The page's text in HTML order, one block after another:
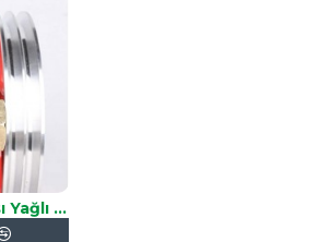
30 Piston Pompası Yağlı Saat